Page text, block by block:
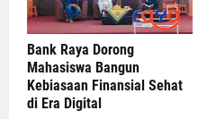
Bank Raya Dorong
Mahasiswa Bangun
Kebiasaan Finansial Sehat
di Era Digital